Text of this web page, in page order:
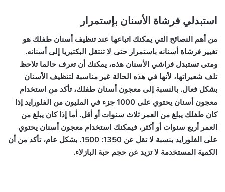
استبدلي فرشاة الأسنان بإستمرار
من أهم النصائح التي يمكنك اتباعها عند تنظيف أسنان طفلك هو
تغيير فرشاة أسنانه باستمرار حتى لا تنتقل البكتيريا إلى أسنانه.
ومتى تستبدل فراشي الأسنان هذه، يمكنك أن تعرف حالما تلاحظ
تلف شعيراتها، لأنها في هذه الحالة غير مناسبة لتنظيف الأسنان
بشكل فعال. بالنسبة إلى معجون أسنان طفلك، تأكد من استخدام
معجون أسنان يحتوي على 1000 جزء في المليون من الفلورايد إذا
كان طفلك يبلغ من العمر ثلاث سنوات أو أقل. أما إذا كان يبلغ من
العمر أربع سنوات أو أكثر، فيمكنك استخدام معجون أسنان يحتوي
على الفلورايد بنسبة لا تقل عن 1350: 1500. بشكل عام، تأكد من أن
الكمية المستخدمة لا تزيد عن حجم حبة البازلاء.